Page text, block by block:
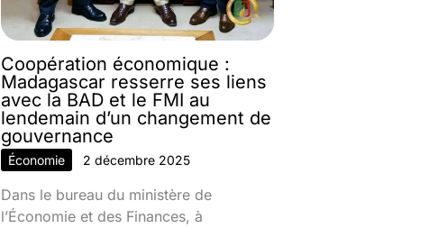
Coopération économique :
Madagascar resserre ses liens
avec la BAD et le FMI au
lendemain d’un changement de
gouvernance
Économie 2 décembre 2025
Dans le bureau du ministère de
l’Économie et des Finances, à